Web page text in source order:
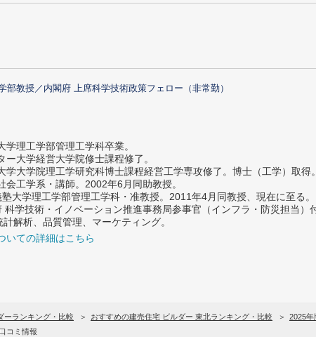
部教授／内閣府 上席科学技術政策フェロー（非常勤）
学理工学部管理工学科卒業。
ー大学経営大学院修士課程修了。
学大学院理工学研究科博士課程経営工学専攻修了。博士（工学）取得。
会工学系・講師。2002年6月同助教授。
大学理工学部管理工学科・准教授。2011年4月同教授、現在に至る。
科学技術・イノベーション推進事務局参事官（インフラ・防災担当）
解析、品質管理、マーケティング。
ての詳細はこちら
ーランキング・比較 おすすめの建売住宅 ビルダー 東北ランキング・比較
2025年
コミ情報